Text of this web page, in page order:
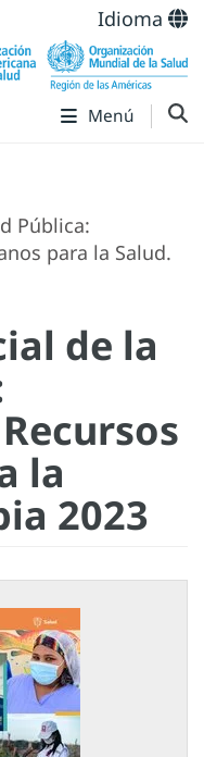
Idioma
Menú
Pública:
para la Salud.
de la
la
2023